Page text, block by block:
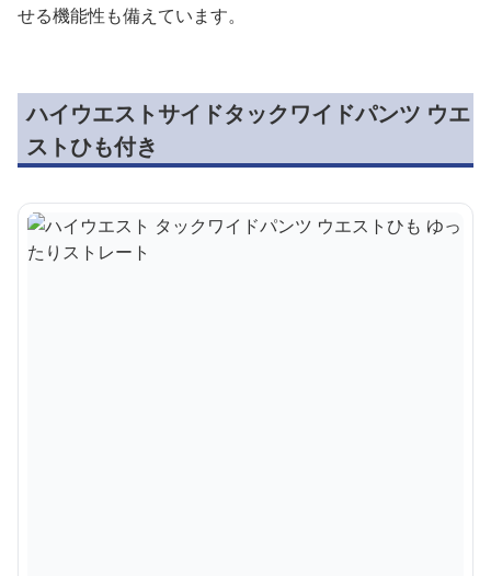
せる機能性も備えています。
ハイウエストサイドタックワイドパンツ ウエ
ストひも付き